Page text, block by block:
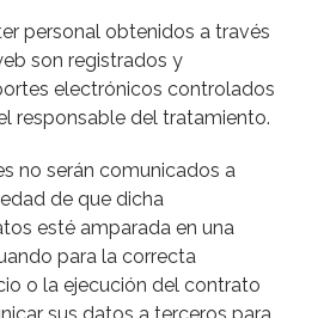
personal obtenidos a través
son registrados y
electrónicos controlados
responsable del tratamiento.
no serán comunicados a
de que dicha
esté amparada en una
para la correcta
o la ejecución del contrato